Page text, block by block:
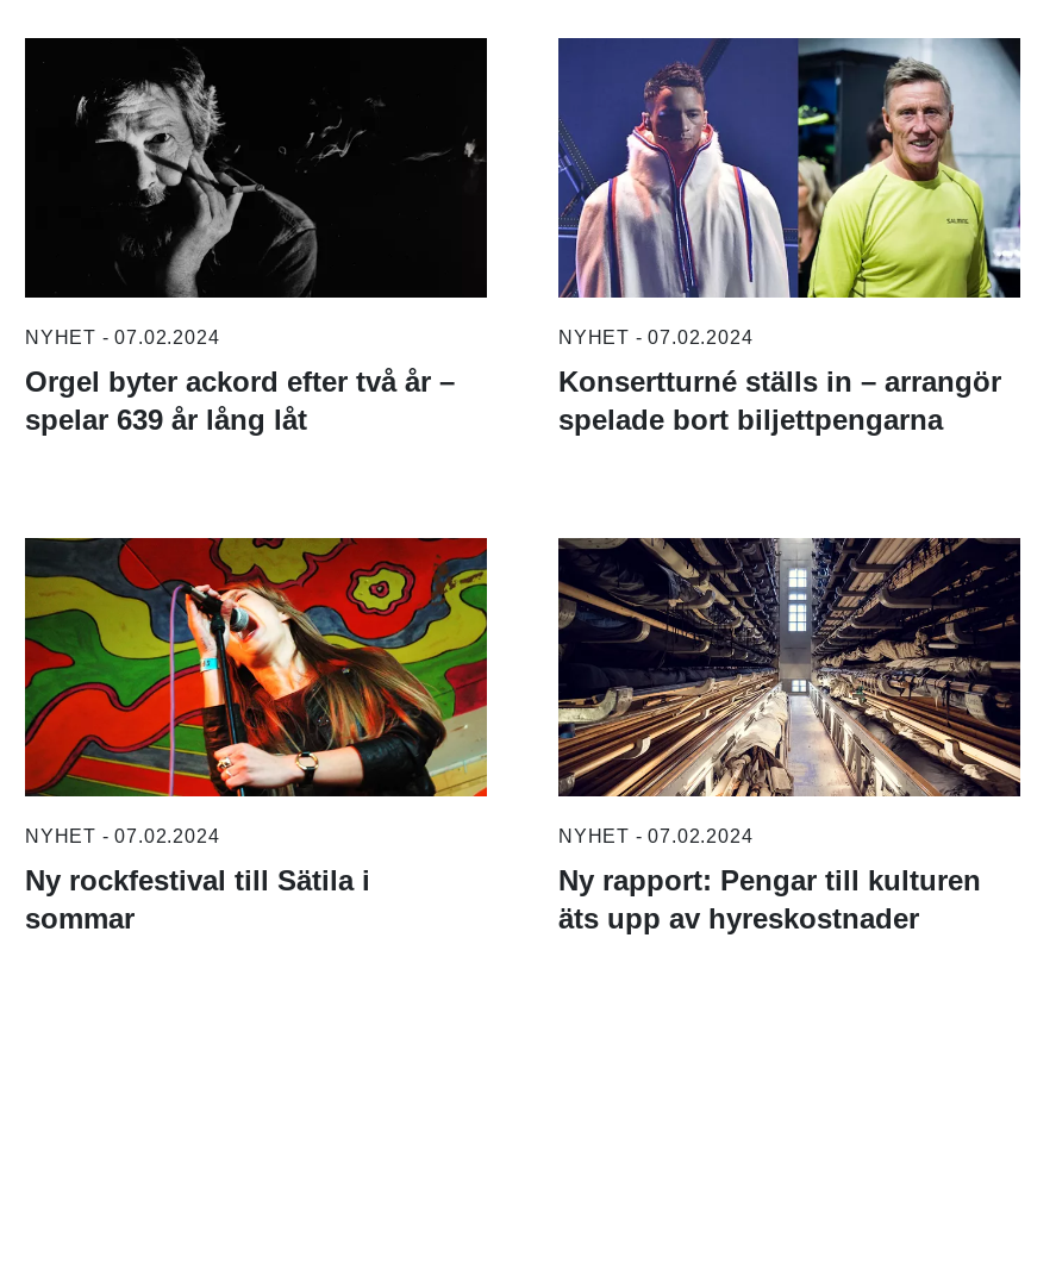
NYHET - 07.02.2024
Orgel byter ackord efter två år –
spelar 639 år lång låt
NYHET - 07.02.2024
Konsertturné ställs in – arrangör
spelade bort biljettpengarna
NYHET - 07.02.2024
Ny rockfestival till Sätila i
sommar
NYHET - 07.02.2024
Ny rapport: Pengar till kulturen
äts upp av hyreskostnader